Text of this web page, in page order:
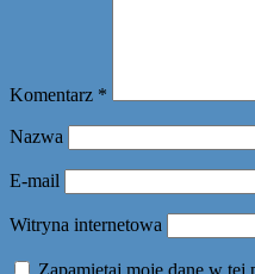
Komentarz *
Nazwa
E-mail
Witryna internetowa